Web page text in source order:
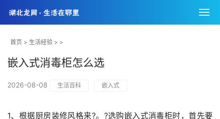
首页 > 生活经验 > >
嵌入式消毒柜怎么选
2026-08-08 生活百科 嵌入式
1、根据厨房装修风格来?。?选购嵌入式消毒柜时，首先要